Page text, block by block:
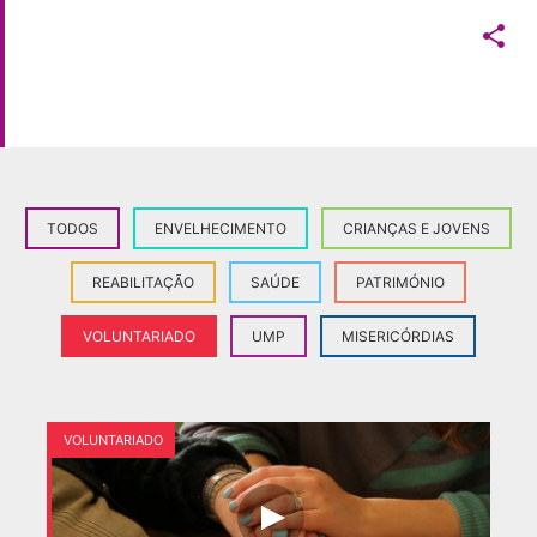

TODOS ENVELHECIMENTO CRIANÇAS E JOVENS
REABILITAÇÃO SAÚDE PATRIMÓNIO
VOLUNTARIADO UMP MISERICÓRDIAS
VOLUNTARIADO